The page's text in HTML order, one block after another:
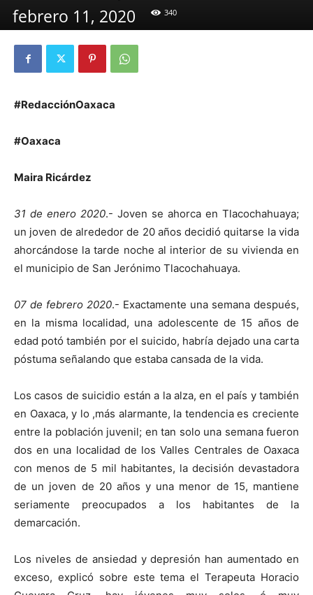
febrero 11, 2020 340
#RedacciónOaxaca
#Oaxaca
Maira Ricárdez
31 de enero 2020.- Joven se ahorca en Tlacochahuaya;
un joven de alrededor de 20 años decidió quitarse la vida
ahorcándose la tarde noche al interior de su vivienda en
el municipio de San Jerónimo Tlacochahuaya.
07 de febrero 2020.- Exactamente una semana después,
en la misma localidad, una adolescente de 15 años de
edad potó también por el suicido, habría dejado una carta
póstuma señalando que estaba cansada de la vida.
Los casos de suicidio están a la alza, en el país y también
en Oaxaca, y lo ,más alarmante, la tendencia es creciente
entre la población juvenil; en tan solo una semana fueron
dos en una localidad de los Valles Centrales de Oaxaca
con menos de 5 mil habitantes, la decisión devastadora
de un joven de 20 años y una menor de 15, mantiene
seriamente preocupados a los habitantes de la
demarcación.
Los niveles de ansiedad y depresión han aumentado en
exceso, explicó sobre este tema el Terapeuta Horacio